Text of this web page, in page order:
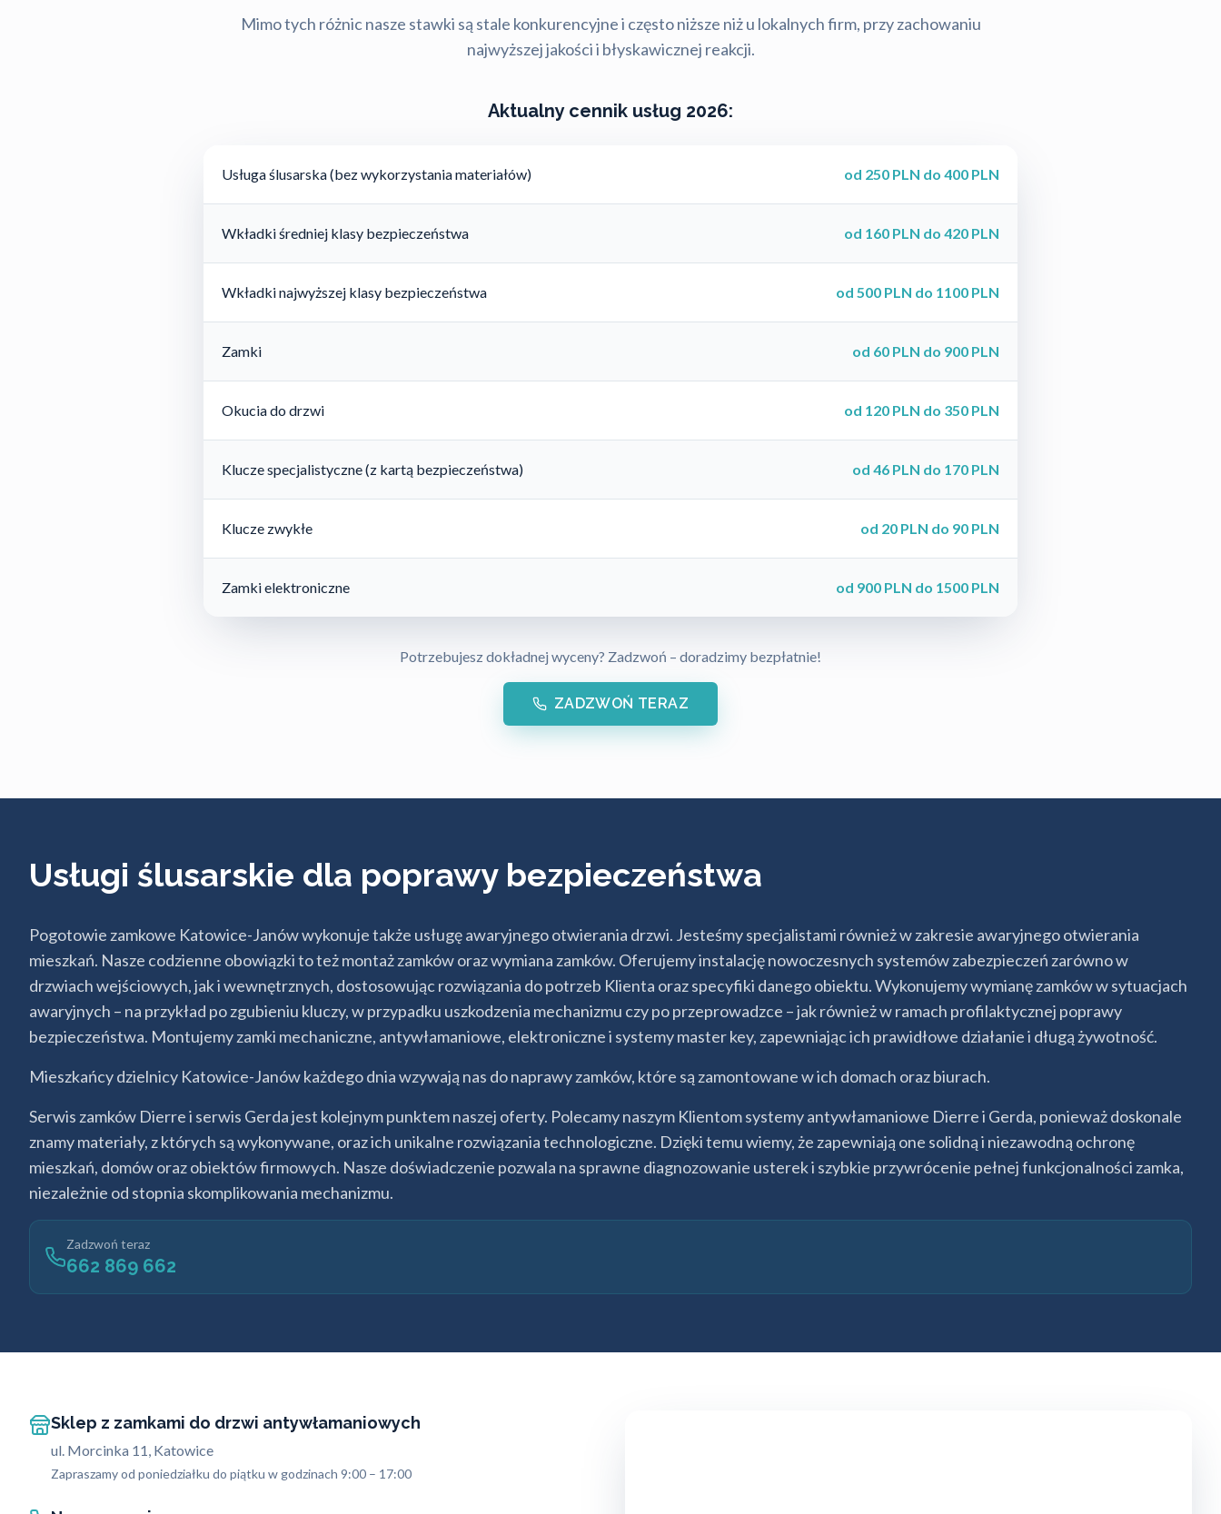
Mimo tych różnic nasze stawki są stale konkurencyjne i często niższe niż u lokalnych firm, przy zachowaniu
najwyższej jakości i błyskawicznej reakcji.
Aktualny cennik usług 2026:
Usługa ślusarska (bez wykorzystania materiałów) od 250 PLN do 400 PLN
Wkładki średniej klasy bezpieczeństwa od 160 PLN do 420 PLN
Wkładki najwyższej klasy bezpieczeństwa od 500 PLN do 1100 PLN
Zamki od 60 PLN do 900 PLN
Okucia do drzwi od 120 PLN do 350 PLN
Klucze specjalistyczne (z kartą bezpieczeństwa) od 46 PLN do 170 PLN
Klucze zwykłe od 20 PLN do 90 PLN
Zamki elektroniczne od 900 PLN do 1500 PLN
Potrzebujesz dokładnej wyceny? Zadzwoń – doradzimy bezpłatnie!
ZADZWOŃ TERAZ
Usługi ślusarskie dla poprawy bezpieczeństwa
Pogotowie zamkowe Katowice-Janów wykonuje także usługę awaryjnego otwierania drzwi. Jesteśmy specjalistami również w zakresie awaryjnego otwierania
mieszkań. Nasze codzienne obowiązki to też montaż zamków oraz wymiana zamków. Oferujemy instalację nowoczesnych systemów zabezpieczeń zarówno w
drzwiach wejściowych, jak i wewnętrznych, dostosowując rozwiązania do potrzeb Klienta oraz specyfiki danego obiektu. Wykonujemy wymianę zamków w sytuacjach
awaryjnych – na przykład po zgubieniu kluczy, w przypadku uszkodzenia mechanizmu czy po przeprowadzce – jak również w ramach profilaktycznej poprawy
bezpieczeństwa. Montujemy zamki mechaniczne, antywłamaniowe, elektroniczne i systemy master key, zapewniając ich prawidłowe działanie i długą żywotność.
Mieszkańcy dzielnicy Katowice-Janów każdego dnia wzywają nas do naprawy zamków, które są zamontowane w ich domach oraz biurach.
Serwis zamków Dierre i serwis Gerda jest kolejnym punktem naszej oferty. Polecamy naszym Klientom systemy antywłamaniowe Dierre i Gerda, ponieważ doskonale
znamy materiały, z których są wykonywane, oraz ich unikalne rozwiązania technologiczne. Dzięki temu wiemy, że zapewniają one solidną i niezawodną ochronę
mieszkań, domów oraz obiektów firmowych. Nasze doświadczenie pozwala na sprawne diagnozowanie usterek i szybkie przywrócenie pełnej funkcjonalności zamka,
niezależnie od stopnia skomplikowania mechanizmu.
Zadzwoń teraz
662 869 662
Sklep z zamkami do drzwi antywłamaniowych
ul. Morcinka 11, Katowice
Zapraszamy od poniedziałku do piątku w godzinach 9:00 – 17:00